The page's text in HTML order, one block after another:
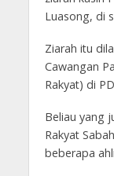
Luasong, di
Ziarah itu
Cawangan
Rakyat) di
Beliau yang
Rakyat
beberapa